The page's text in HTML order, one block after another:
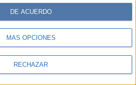
antes de otorgar su consentimiento.
procesamiento de sus datos
de su consentimiento, pero usted
tal procesamiento. Sus
su consentimiento en cualquier
MÁS OPCIONES
RECHAZAR
DE ACUERDO